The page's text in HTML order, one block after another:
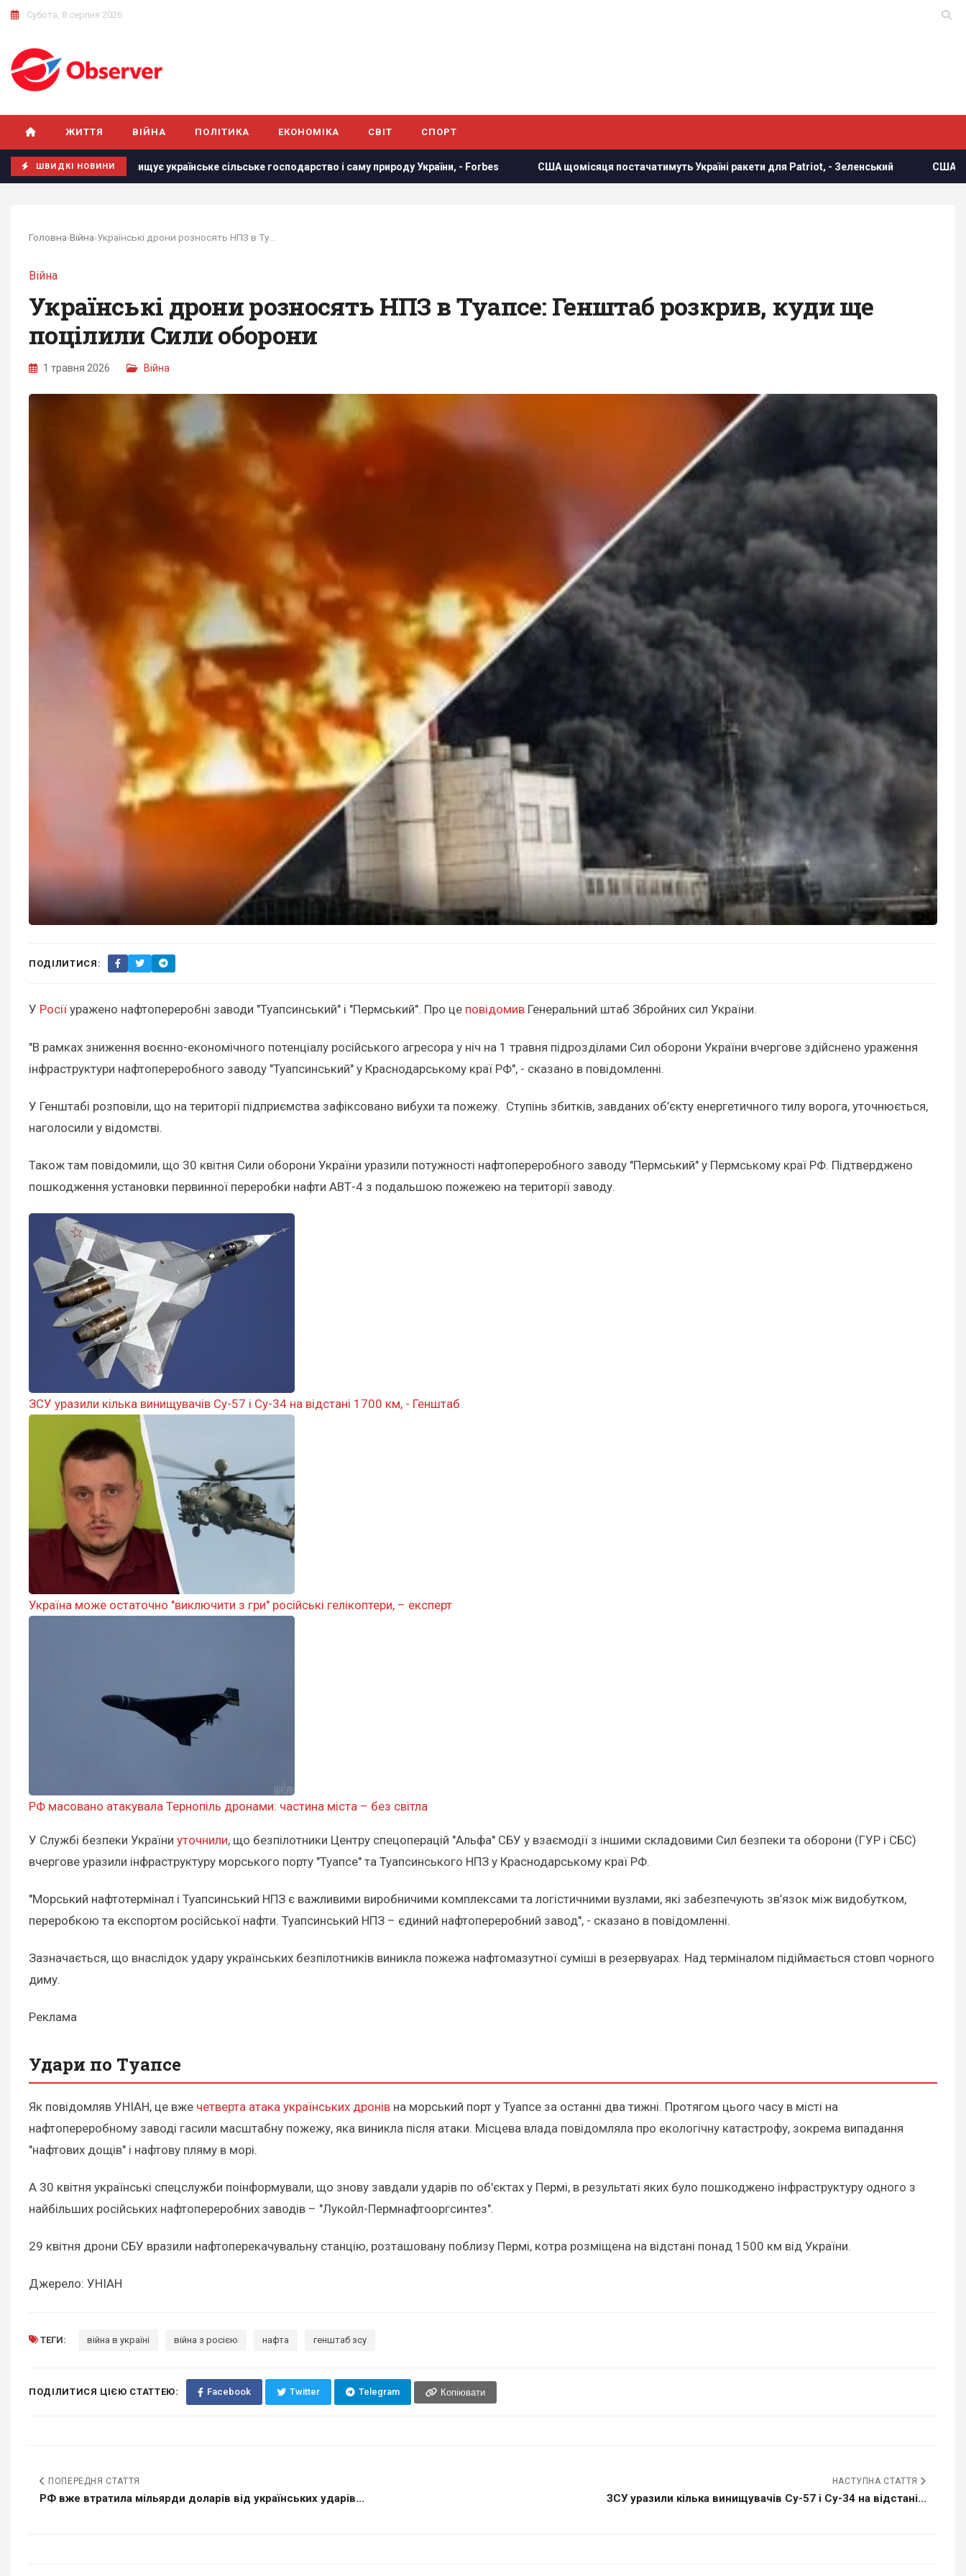
Субота, 8 серпня 2026
ЖИТТЯ ВІЙНА ПОЛІТИКА ЕКОНОМІКА СВІТ СПОРТ
ШВИДКІ НОВИНИ
знищує українське сільське господарство і саму природу України, - Forbes США щомісяця постачатимуть Україні ракети для Patriot, - Зеленський США раптово звільнили
Головна›Війна›
Війна
Українські дрони розносять НПЗ в Туапсе: Генштаб розкрив, куди ще
поцілили Сили оборони
1 травня 2026 Війна
ПОДІЛИТИСЯ:
У Росії уражено нафтопереробні заводи "Туапсинський" і "Пермський". Про це повідомив Генеральний штаб Збройних сил України.
"В рамках зниження воєнно-економічного потенціалу російського агресора у ніч на 1 травня підрозділами Сил оборони України вчергове здійснено ураження
інфраструктури нафтопереробного заводу "Туапсинський" у Краснодарському краї РФ", - сказано в повідомленні.
У Генштабі розповіли, що на території підприємства зафіксовано вибухи та пожежу. Ступінь збитків, завданих об’єкту енергетичного тилу ворога, уточнюється,
наголосили у відомстві.
Також там повідомили, що 30 квітня Сили оборони України уразили потужності нафтопереробного заводу "Пермський" у Пермському краї РФ. Підтверджено
пошкодження установки первинної переробки нафти АВТ-4 з подальшою пожежею на території заводу.
ЗСУ уразили кілька винищувачів Су-57 і Су-34 на відстані 1700 км, - Генштаб
Україна може остаточно "виключити з гри" російські гелікоптери, – експерт
РФ масовано атакувала Тернопіль дронами: частина міста – без світла
У Службі безпеки України уточнили, що безпілотники Центру спецоперацій "Альфа" СБУ у взаємодії з іншими складовими Сил безпеки та оборони (ГУР і СБС)
вчергове уразили інфраструктуру морського порту "Туапсе" та Туапсинського НПЗ у Краснодарському краї РФ.
"Морський нафтотермінал і Туапсинський НПЗ є важливими виробничими комплексами та логістичними вузлами, які забезпечують зв’язок між видобутком,
переробкою та експортом російської нафти. Туапсинський НПЗ – єдиний нафтопереробний завод", - сказано в повідомленні.
Зазначається, що внаслідок удару українських безпілотників виникла пожежа нафтомазутної суміші в резервуарах. Над терміналом підіймається стовп чорного
диму.
Реклама
Удари по Туапсе
Як повідомляв УНІАН, це вже четверта атака українських дронів на морський порт у Туапсе за останні два тижні. Протягом цього часу в місті на
нафтопереробному заводі гасили масштабну пожежу, яка виникла після атаки. Місцева влада повідомляла про екологічну катастрофу, зокрема випадання
"нафтових дощів" і нафтову пляму в морі.
А 30 квітня українські спецслужби поінформували, що знову завдали ударів по об'єктах у Пермі, в результаті яких було пошкоджено інфраструктуру одного з
найбільших російських нафтопереробних заводів – "Лукойл-Пермнафтооргсинтез".
29 квітня дрони СБУ вразили нафтоперекачувальну станцію, розташовану поблизу Пермі, котра розміщена на відстані понад 1500 км від України.
Джерело: УНІАН
ТЕГИ: війна в україні війна з росією нафта генштаб зсу
ПОДІЛИТИСЯ ЦІЄЮ СТАТТЕЮ: Facebook Twitter Telegram Копіювати
ПОПЕРЕДНЯ СТАТТЯ
РФ вже втратила мільярди доларів від українських ударів...
НАСТУПНА СТАТТЯ
ЗСУ уразили кілька винищувачів Су-57 і Су-34 на відстані...